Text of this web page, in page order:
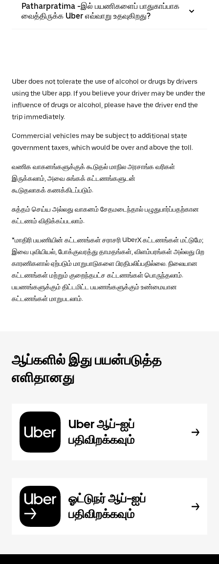
Patharpratima -இல் பயணிகளைப் பாதுகாப்பாக
வைத்திருக்க Uber எவ்வாறு உதவுகிறது?
Uber does not tolerate the use of alcohol or drugs by drivers
using the Uber app. If you believe your driver may be under the
influence of drugs or alcohol, please have the driver end the
trip immediately.
Commercial vehicles may be subject to additional state
government taxes, which would be over and above the toll.
வணிக வாகனங்களுக்குக் கூடுதல் மாநில அரசாங்க வரிகள்
இருக்கலாம், அவை சுங்கக் கட்டணங்களுடன்
கூடுதலாகக் கணக்கிடப்படும்.
சுத்தம் செய்ய அல்லது வாகனம் சேதமடைந்தால் பழுதுபார்ப்பதற்கான
கட்டணம் விதிக்கப்படலாம்.
*மாதிரி பயணியின் கட்டணங்கள் சராசரி UberX கட்டணங்கள் மட்டுமே;
இவை புவியியல், போக்குவரத்து தாமதங்கள், விளம்பரங்கள் அல்லது பிற
காரணிகளால் ஏற்படும் மாறுபாடுகளை பிரதிபலிப்பதில்லை. நிலையான
கட்டணங்கள் மற்றும் குறைந்தபட்ச கட்டணங்கள் பொருந்தலாம்.
பயணங்களுக்கும் திட்டமிட்ட பயணங்களுக்கும் உண்மையான
கட்டணங்கள் மாறுபடலாம்.
ஆப்களில் இது பயன்படுத்த
எளிதானது
Uber ஆப்-ஐப்
பதிவிறக்கவும்
ஓட்டுநர் ஆப்-ஐப்
பதிவிறக்கவும்